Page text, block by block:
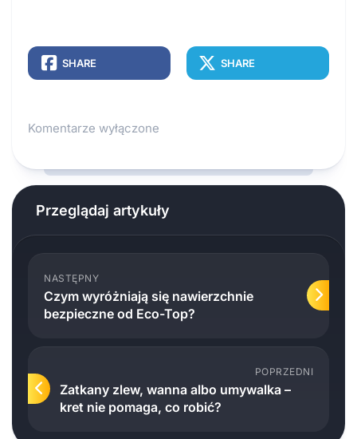
SHARE SHARE
Komentarze wyłączone
Przeglądaj artykuły
NASTĘPNY
Czym wyróżniają się nawierzchnie
bezpieczne od Eco-Top?
POPRZEDNI
Zatkany zlew, wanna albo umywalka –
kret nie pomaga, co robić?